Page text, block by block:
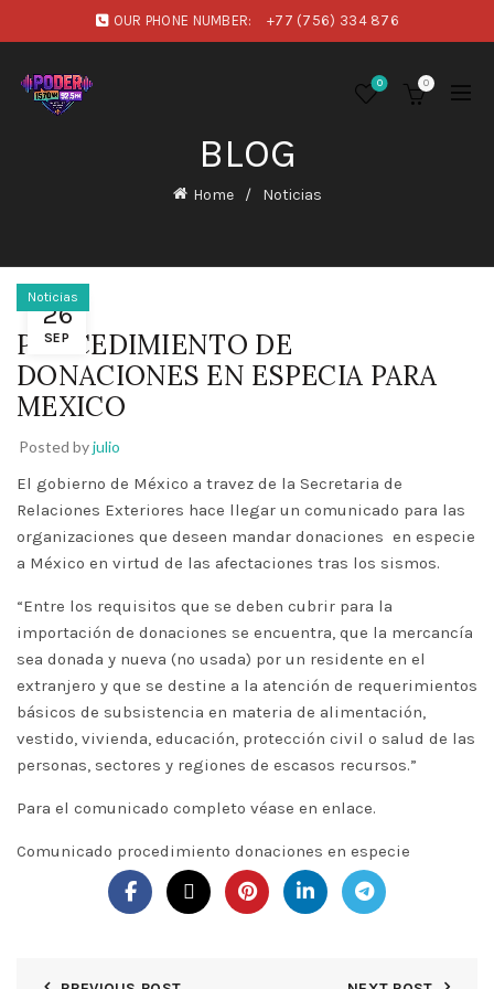
OUR PHONE NUMBER: +77 (756) 334 876
0 0
BLOG
Home Noticias
26
SEP
Noticias
PROCEDIMIENTO DE
DONACIONES EN ESPECIA PARA
MEXICO
Posted byjulio
El gobierno de México a travez de la Secretaria de
Relaciones Exteriores hace llegar un comunicado para las
organizaciones que deseen mandar donaciones en especie
a México en virtud de las afectaciones tras los sismos.
“Entre los requisitos que se deben cubrir para la
importación de donaciones se encuentra, que la mercancía
sea donada y nueva (no usada) por un residente en el
extranjero y que se destine a la atención de requerimientos
básicos de subsistencia en materia de alimentación,
vestido, vivienda, educación, protección civil o salud de las
personas, sectores y regiones de escasos recursos.”
Para el comunicado completo véase en enlace.
Comunicado procedimiento donaciones en especie